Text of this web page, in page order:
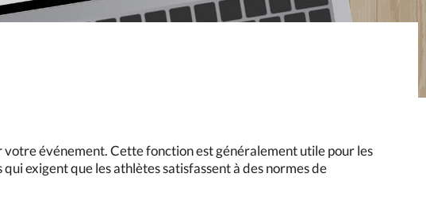
événement. Cette fonction est généralement utile pour les
exigent que les athlètes satisfassent à des normes de